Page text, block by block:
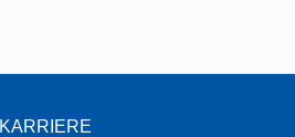
KARRIERE